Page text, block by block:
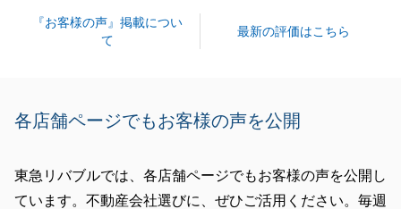
『お客様の声』掲載につい
て
最新の評価はこちら
各店舗ページでもお客様の声を公開
東急リバブルでは、各店舗ページでもお客様の声を公開し
ています。不動産会社選びに、ぜひご活用ください。毎週